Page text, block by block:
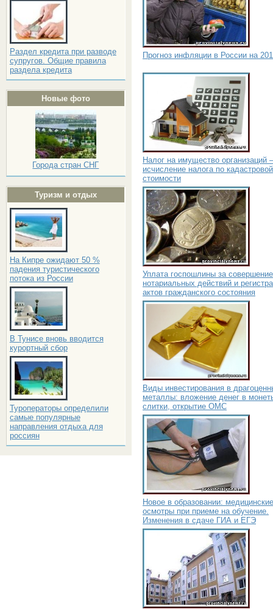
Раздел кредита при разводе
супругов. Общие правила
раздела кредита
Новые фото
Города стран СНГ
Туризм и отдых
На Кипре ожидают 50 %
падения туристического
потока из России
В Тунисе вновь вводится
курортный сбор
Туроператоры определили
самые популярные
направления отдыха для
россиян
Прогноз инфляции в России на
Налог на имущество организаций –
исчисление налога по кадастровой
стоимости
Уплата госпошлины за совершение
нотариальных действий и
актов гражданского состояния
Виды инвестирования в
металлы: вложение денег в
слитки, открытие ОМС
Новое в образовании: медицинские
осмотры при приеме на обучение.
Изменения в сдаче ГИА и ЕГЭ